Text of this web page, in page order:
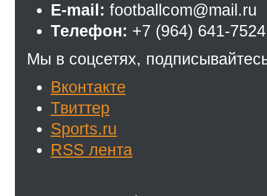
E-mail: footballcom@mail.ru
Телефон: +7 (964) 641-7524
Мы в соцсетях,
Вконтакте
Твиттер
Sports.ru
RSS лента